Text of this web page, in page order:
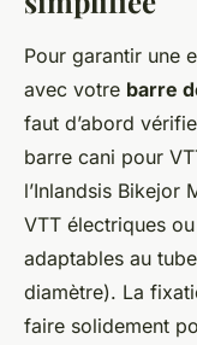
Pour garantir une
avec votre barre
faut d’abord
barre cani pour
l’Inlandsis Bikejor
VTT électriques
adaptables au
diamètre). La
faire solidement